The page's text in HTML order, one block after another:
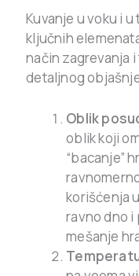
Kuvanje u voku i
ključnih
način zagrevanja
detaljnog
Oblik
oblik koji
“bacanje”
korišćenja
ravno dno i
mešanje